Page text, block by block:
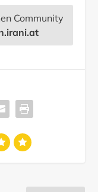
Community